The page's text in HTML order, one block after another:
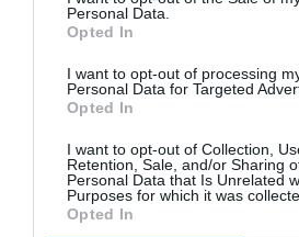
Personal Data.
Opted In
I want to opt-out of processing
Personal Data for Targeted
Opted In
I want to opt-out of Collection,
Retention, Sale, and/or Sharing
Personal Data that Is Unrelated
Purposes for which it was
Opted In
με έναν σχεδιαστή
οποίος αργότερα θα γινόταν
Η ίδια αναφέρει
συνέντευξή της:
πορνό στην αρχή της σχέσης
ήταν η “συνήθεια μου”», ενώ